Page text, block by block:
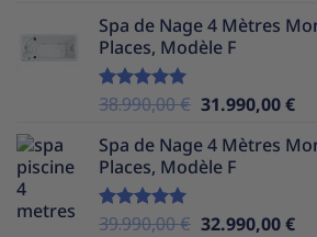
initial
était :
Spa de Nage 4 Mètres
Places, Modèle F
Note5.00
38.990,00€ Le
initial
était :
31.990,00€Le
Spa de Nage 4 Mètres
Places, Modèle F
Note5.00
39.990,00€ Le
32.990,00€Le